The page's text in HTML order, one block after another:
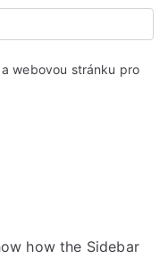
webovou stránku pro
how the Sidebar